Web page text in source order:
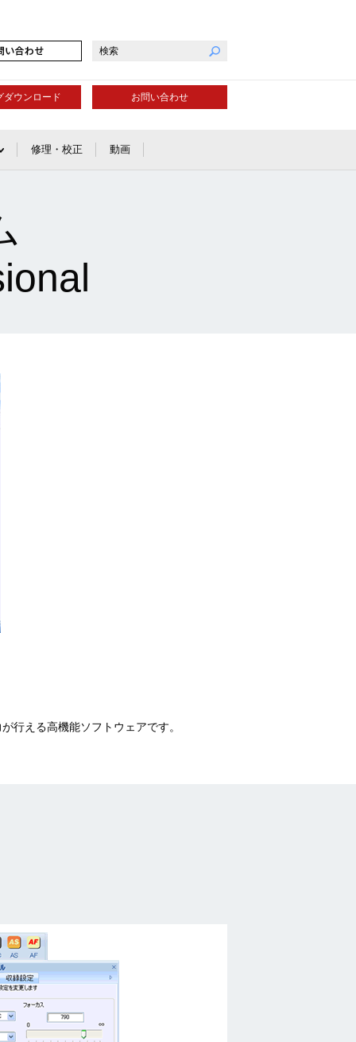
ダウンロード お問い合わせ
修理・校正 動画
行える高機能ソフトウェアです。